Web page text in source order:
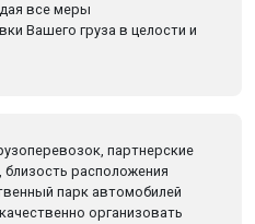
все меры
Вашего груза в целости и
партнерские
расположения
парк автомобилей
организовать